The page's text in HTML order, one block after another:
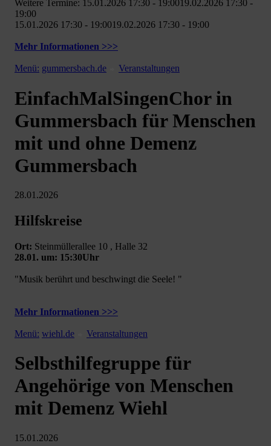
Weitere Termine: 15.01.2026 17:30 - 19:0019.02.2026 17:30 -
19:00
15.01.2026 17:30 - 19:0019.02.2026 17:30 - 19:00
Mehr Informationen >>>
Menü: gummersbach.de Veranstaltungen
EinfachMalSingenChor in
Gummersbach für Menschen
mit und ohne Demenz
Gummersbach
28.01.2026
Hilfskreise
Ort: Steinmüllerallee 10 , Halle 32
28.01. um: 15:30Uhr
"Musik berührt und beschwingt die Seele! "
Mehr Informationen >>>
Menü: wiehl.de Veranstaltungen
Selbsthilfegruppe für
Angehörige von Menschen
mit Demenz Wiehl
15.01.2026